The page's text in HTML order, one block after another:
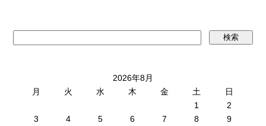
2026年8月
月
火 水 木 金 土
日
1
2
3
4 5 6 7 8
9